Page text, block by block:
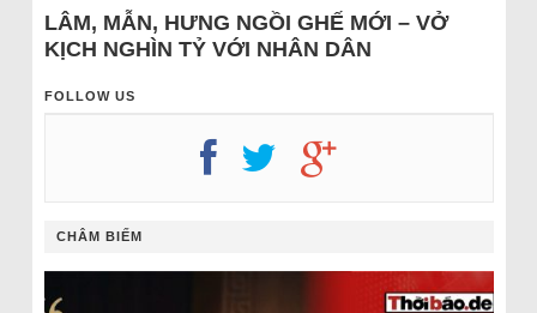
LÂM, MẪN, HƯNG NGỒI GHẾ MỚI – VỞ
KỊCH NGHÌN TỶ VỚI NHÂN DÂN
FOLLOW US
CHÂM BIẾM